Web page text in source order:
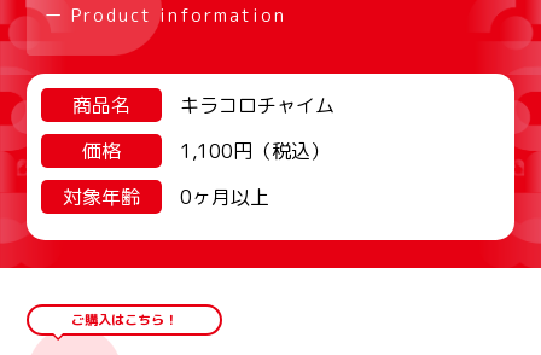
ー Product information
商品名
キラコロチャイム
価格
1,100円（税込）
対象年齢
0ヶ月以上
ご購入はこちら！